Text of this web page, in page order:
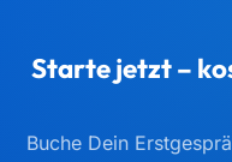
Starte jetzt –
Buche Dein